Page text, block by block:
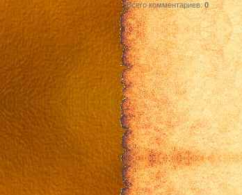
Всего комментариев:0